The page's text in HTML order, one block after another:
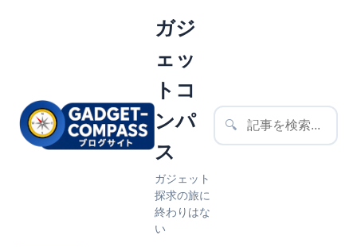
ガジ
ェッ
トコ
ンパ
ス
ガジェット
探求の旅に
終わりはな
い
🔍